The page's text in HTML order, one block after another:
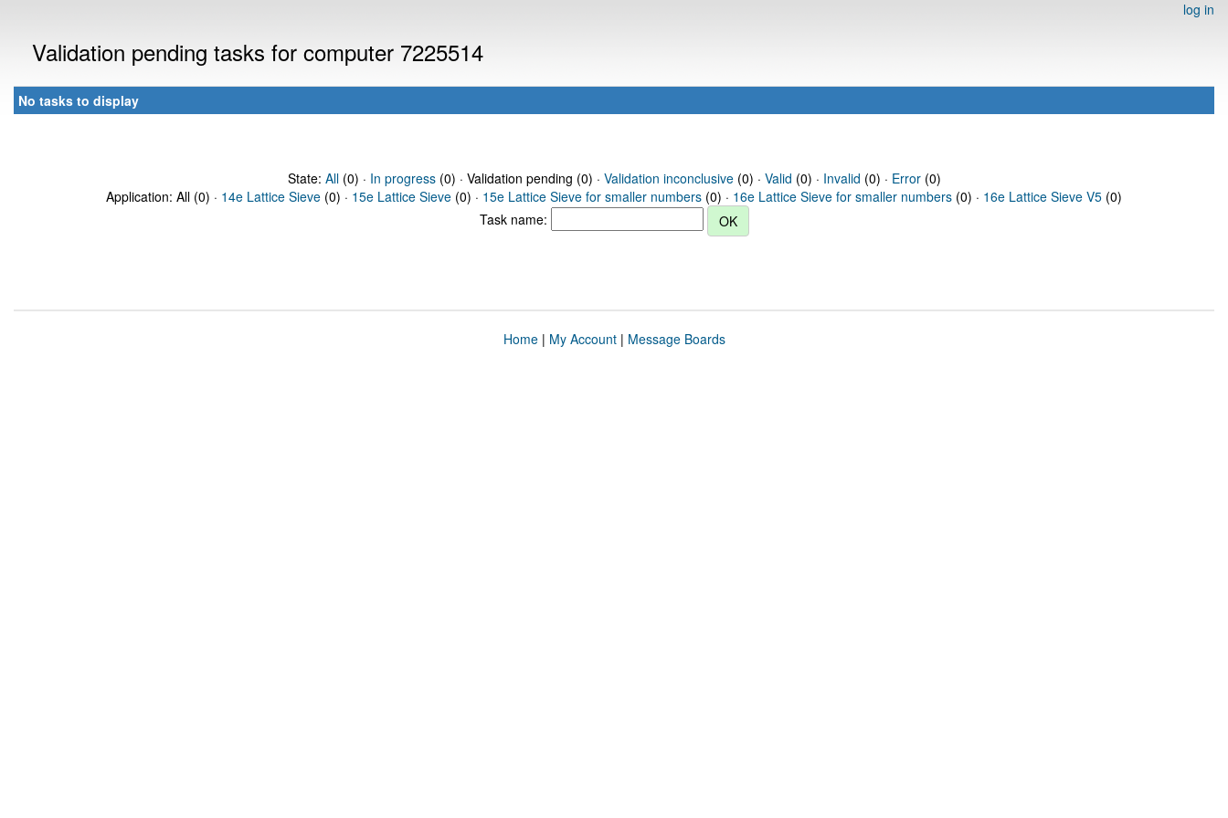
log in
Validation pending tasks for computer 7225514
No tasks to display
State: All(0) · In progress(0) · Validation pending (0) · Validation inconclusive(0) · Valid (0) · Invalid (0) · Error(0)
Application: All (0) · 14e Lattice Sieve (0) · 15e Lattice Sieve (0) · 15e Lattice Sieve for smaller numbers (0) · 16e Lattice Sieve for smaller numbers (0) · 16e Lattice Sieve V5 (0)
Task name:
Home| My Account| Message Boards